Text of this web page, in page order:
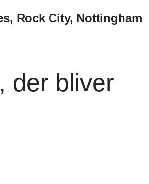
Rock City, Nottingham
der bliver